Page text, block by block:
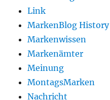
Link
MarkenBlog History
Markenwissen
Markenämter
Meinung
MontagsMarken
Nachricht